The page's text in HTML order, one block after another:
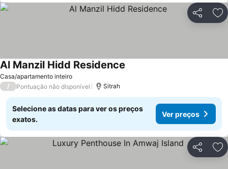
Partilhar
Casa/apartamento inteiro
Al Manzil Hidd Residence
/ Pontuação não disponível Sitrah
Selecione as datas para ver os preços
exatos.
Ver preços
Partilhar